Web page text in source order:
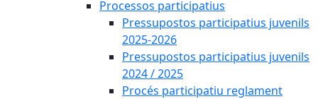
Processos participatius
Pressupostos participatius juvenils
2025-2026
Pressupostos participatius juvenils
2024 / 2025
Procés participatiu reglament